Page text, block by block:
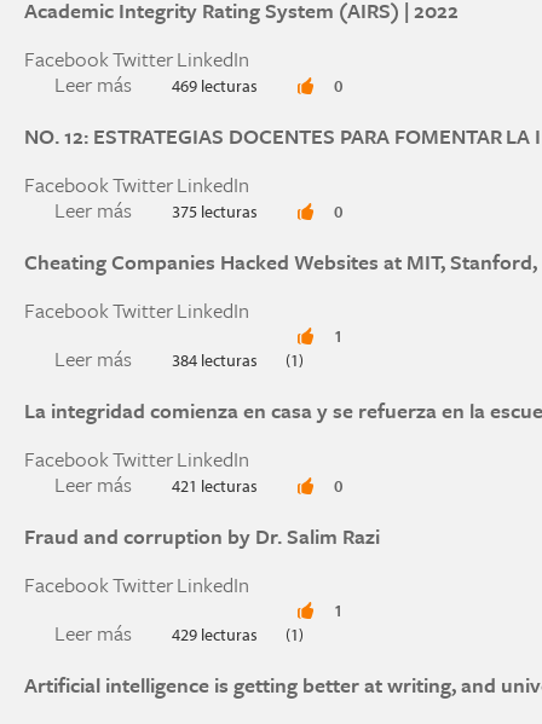
Academic Integrity Rating System (AIRS) | 2022
FacebookTwitterLinkedIn
Leer más sobre Academic Integrity Rating System (AIRS)
469 lecturas 0
NO. 12: ESTRATEGIAS DOCENTES PARA FOMENTAR
FacebookTwitterLinkedIn
Leer más sobre NO. 12: ESTRATEGIAS DOCENTES
375 lecturas 0
Cheating Companies Hacked Websites at MIT,
FacebookTwitterLinkedIn
Leer más sobre Cheating Companies Hacked Websites
384 lecturas
1
(1)
La integridad comienza en casa y se refuerza en la
FacebookTwitterLinkedIn
Leer más sobre La integridad comienza en casa y se
421 lecturas 0
Fraud and corruption by Dr. Salim Razi
FacebookTwitterLinkedIn
Leer más sobre Fraud and corruption by Dr. Salim Razi
429 lecturas
1
(1)
Artificial intelligence is getting better at writing, and